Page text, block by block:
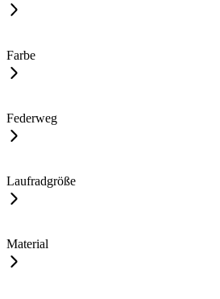
Farbe
Federweg
Laufradgröße
Material